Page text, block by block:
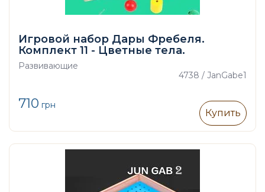
Игровой набор Дары Фребеля.
Комплект 11 - Цветные тела.
Развивающие
4738 / JanGabe1
710 грн
Купить